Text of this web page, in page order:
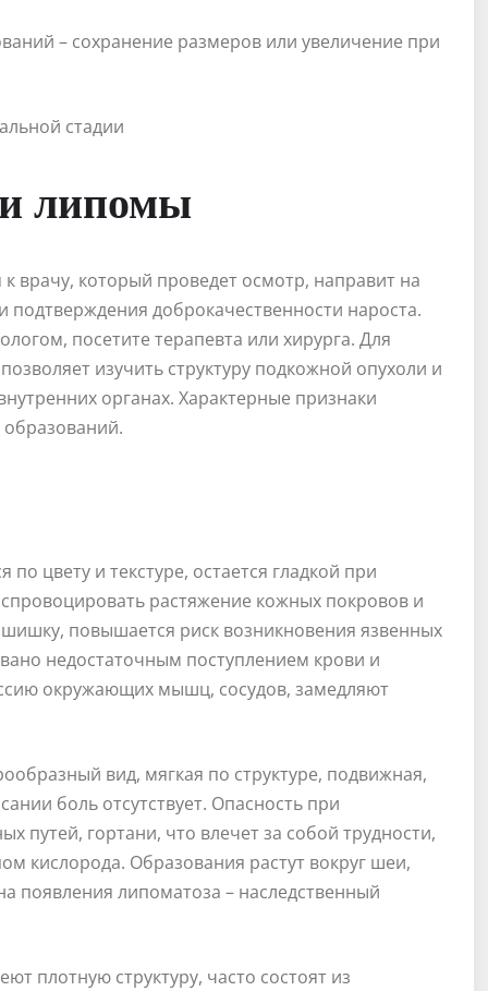
– сохранение размеров или увеличение при
липомы
врачу, который проведет осмотр, направит на
доброкачественности нароста.
посетите терапевта или хирурга. Для
изучить структуру подкожной опухоли и
органах. Характерные признаки
цвету и текстуре, остается гладкой при
растяжение кожных покровов и
повышается риск возникновения язвенных
недостаточным поступлением крови и
окружающих мышц, сосудов, замедляют
вид, мягкая по структуре, подвижная,
боль отсутствует. Опасность при
путей, гортани, что влечет за собой трудности,
кислорода. Образования растут вокруг шеи,
появления липоматоза – наследственный
плотную структуру, часто состоят из